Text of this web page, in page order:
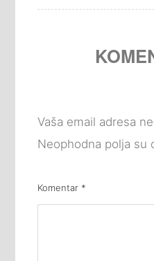
Vaša email adresa
Neophodna polja su
Komentar *